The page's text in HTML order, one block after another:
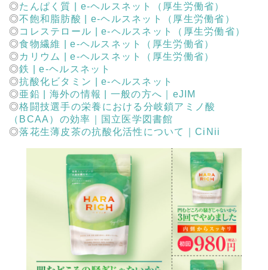
たんぱく質 | e-ヘルスネット（厚生労働省）
不飽和脂肪酸 | e-ヘルスネット（厚生労働省）
コレステロール | e-ヘルスネット（厚生労働省）
食物繊維 | e-ヘルスネット（厚生労働省）
カリウム | e-ヘルスネット（厚生労働省）
鉄 | e-ヘルスネット
抗酸化ビタミン | e-ヘルスネット
亜鉛 | 海外の情報 | 一般の方へ｜eJIM
格闘技選手の栄養における分岐鎖アミノ酸
（BCAA）の効率｜国立医学図書館
落花生薄皮茶の抗酸化活性について｜CiNii